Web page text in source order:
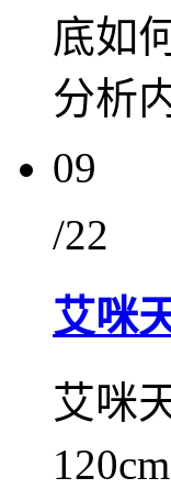
底如
分析
09
/22
艾咪
艾咪